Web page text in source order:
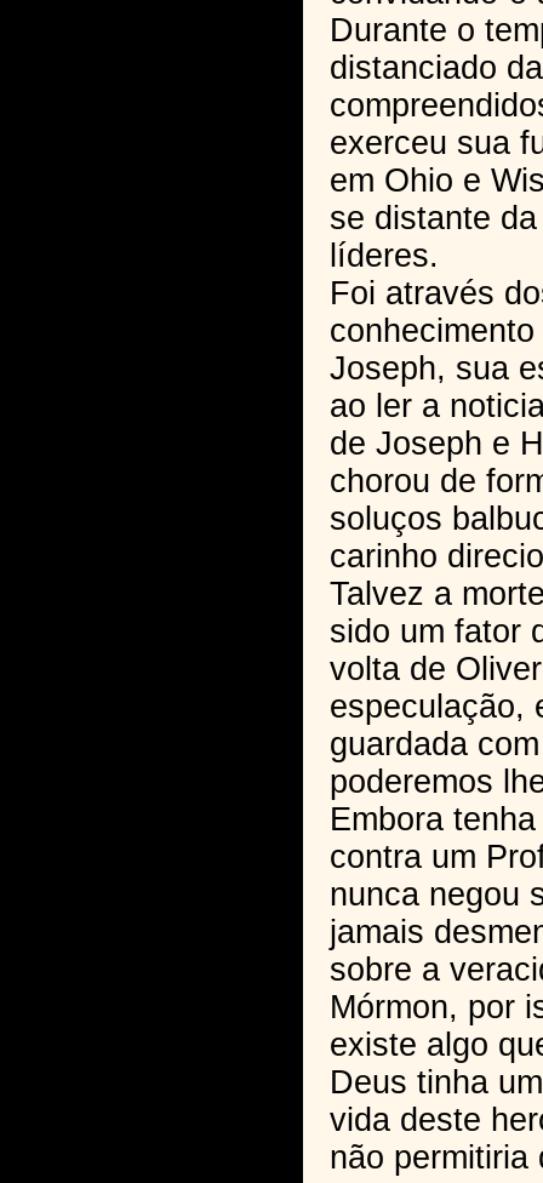
Durante o
distanciado
exerceu sua
em Ohio e
se distante
líderes.
Foi através
Joseph, sua
ao ler a
de Joseph e
chorou de
soluços
carinho
Talvez a
sido um fator
volta de
especulação,
guardada
poderemos
Embora
contra um
nunca negou
jamais
sobre a
Mórmon, por
existe algo
Deus tinha
vida deste
não permitiria